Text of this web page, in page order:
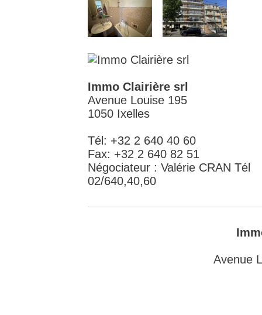
Immo Clairière srl
Avenue Louise 195
1050 Ixelles
Tél: +32 2 640 40 60
Fax: +32 2 640 82 51
Négociateur : Valérie CRAN Tél
02/640,40,60
Avenue